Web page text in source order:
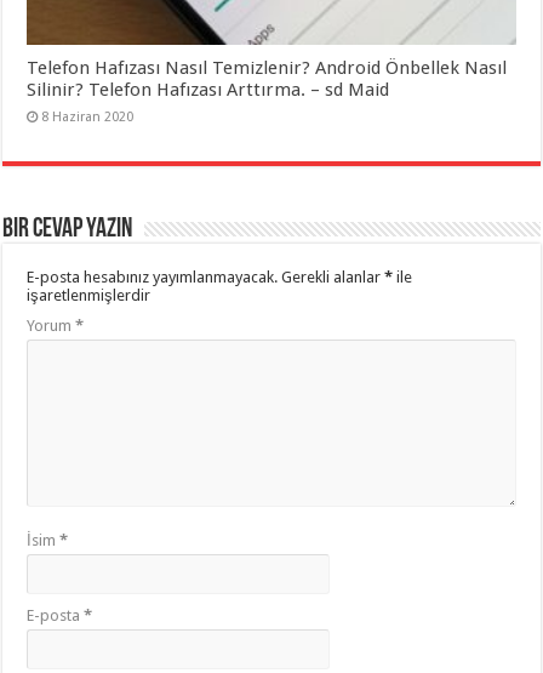
Telefon Hafızası Nasıl Temizlenir? Android Önbellek Nasıl
Silinir? Telefon Hafızası Arttırma. – sd Maid
8 Haziran 2020
Bir cevap yazın
E-posta hesabınız yayımlanmayacak. Gerekli alanlar* ile
işaretlenmişlerdir
Yorum*
İsim*
E-posta*